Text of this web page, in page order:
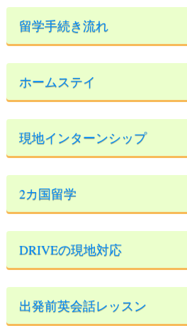
留学手続き流れ
ホームステイ
現地インターンシップ
2カ国留学
DRIVEの現地対応
出発前英会話レッスン